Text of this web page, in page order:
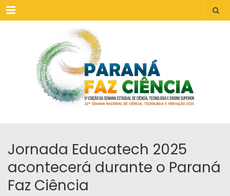
Menu
Jornada Educatech 2025
acontecerá durante o Paraná
Faz Ciência